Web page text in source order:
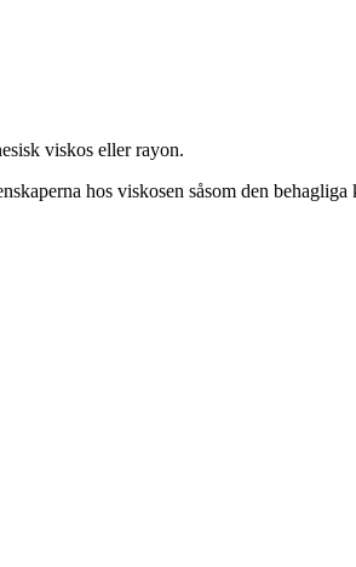
viskos eller rayon.
hos viskosen såsom den